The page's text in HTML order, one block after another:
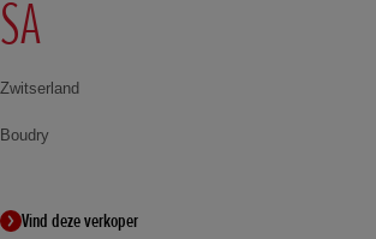
SA
Zwitserland
Boudry
Vind deze verkoper